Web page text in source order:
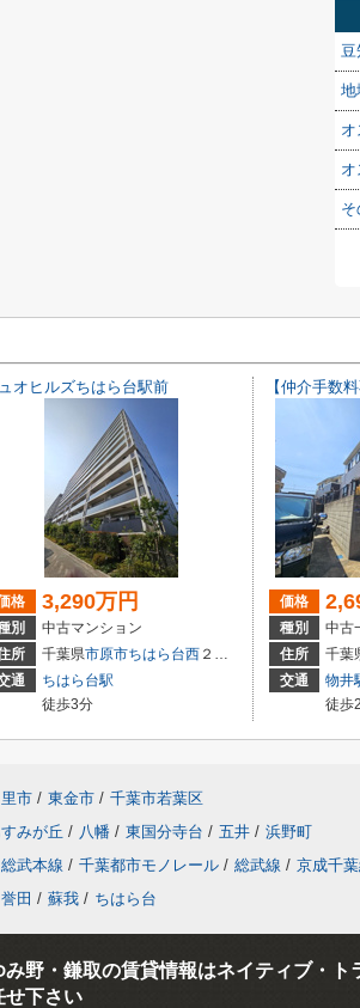
豆
地
そ
オヒルズちはら台駅前
格 3,290万円
別
中古マンション
所
千葉県市原市ちはら台西 ２丁目9-3
通
ちはら台駅
徒歩3分
価格
種別
中古
住所
千葉
交通
物井
徒歩
市 / 東金市 / 千葉市若葉区
みが丘 / 八幡 / 東国分寺台 / 五井 / 浜野町
総武本線 / 千葉都市モノレール / 総武線 / 京成千
誉田 / 蘇我 / ちはら台
み野・鎌取の賃貸情報はネイティブ・ト
せ下さい